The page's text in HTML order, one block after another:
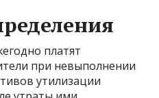
платят
при невыполнении
утилизации